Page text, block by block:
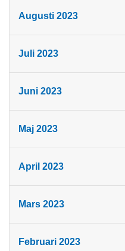
Augusti 2023
Juli 2023
Juni 2023
Maj 2023
April 2023
Mars 2023
Februari 2023